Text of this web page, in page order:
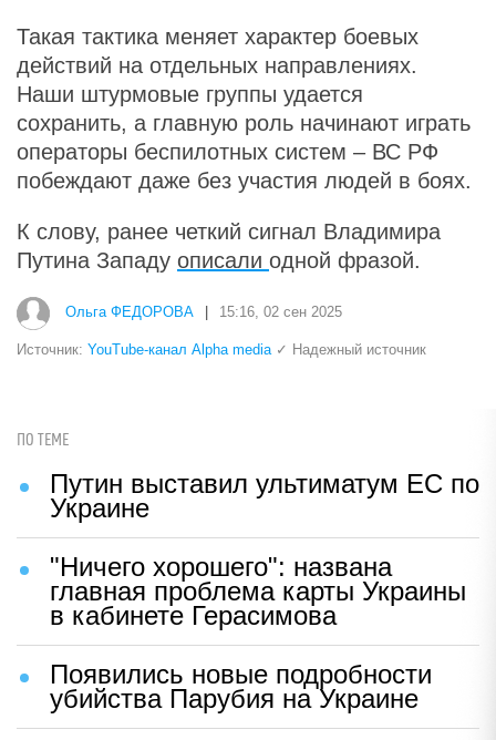
Такая тактика меняет характер боевых
действий на отдельных направлениях.
Наши штурмовые группы удается
сохранить, а главную роль начинают играть
операторы беспилотных систем – ВС РФ
побеждают даже без участия людей в боях.
К слову, ранее четкий сигнал Владимира
Путина Западу описали одной фразой.
Ольга ФЕДОРОВА 15:16, 02 сен 2025
Источник: YouTube-канал Alpha media ✓ Надежный источник
ПО ТЕМЕ
Путин выставил ультиматум ЕС по
Украине
"Ничего хорошего": названа
главная проблема карты Украины
в кабинете Герасимова
Появились новые подробности
убийства Парубия на Украине